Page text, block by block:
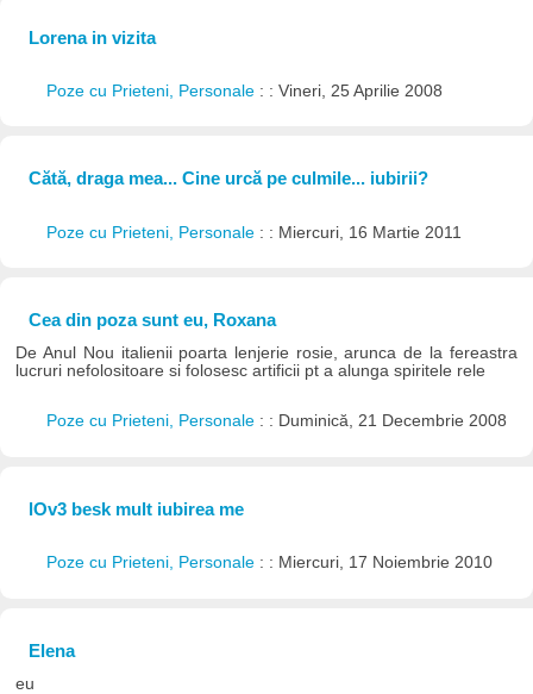
Lorena in vizita
Poze cu Prieteni, Personale : : Vineri, 25 Aprilie 2008
Cătă, draga mea... Cine urcă pe culmile... iubirii?
Poze cu Prieteni, Personale : : Miercuri, 16 Martie 2011
Cea din poza sunt eu, Roxana
De Anul Nou italienii poarta lenjerie rosie, arunca de la fereastra
lucruri nefolositoare si folosesc artificii pt a alunga spiritele rele
Poze cu Prieteni, Personale : : Duminică, 21 Decembrie 2008
lOv3 besk mult iubirea me
Poze cu Prieteni, Personale : : Miercuri, 17 Noiembrie 2010
Elena
eu